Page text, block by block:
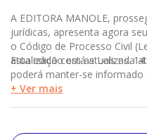
A EDITORA MANOLE,
jurídicas, apresenta agora
o Código de Processo Civil
atualizado com as Leis ns.
Esta edição está atualizada
poderá manter-se informado
até 31.10.2023 no site
+ Ver mais